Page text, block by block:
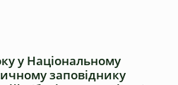
у Національному
заповіднику